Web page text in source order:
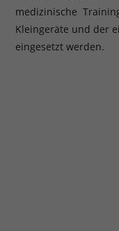
medizinische
Kleingeräte und der
eingesetzt werden.